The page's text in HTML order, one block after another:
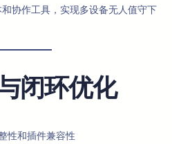
协作工具，实现多设备无人值守下
闭环优化
性和插件兼容性